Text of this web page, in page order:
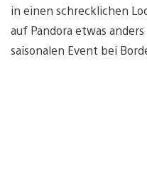
in einen schrecklichen
auf Pandora etwas
saisonalen Event bei